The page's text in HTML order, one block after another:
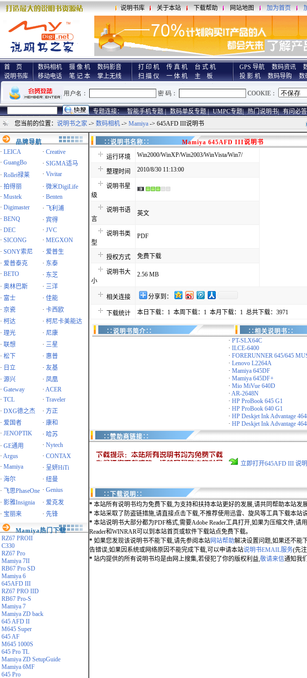
说明书库 关于本站 下载帮助 网站地图 加为首页
首 页
说明书库
数码相机 摄 像 机
数码影音
移动电话
笔 记 本 掌上无线
打 印 机 传 真 机
台 式 机
扫 描 仪
一 体 机 主 板
GPS 导航 数码资讯
投 影 机
数码导购 数
专题连接： 智能手机专题 | 数码单反专题 | UMPC专题| 热门说明书| 有问必
您当前的位置： 说明书之家 -> 数码相机 -> Mamiya -> 645AFD III说明书
品牌导航
· LEICA · Creative
· GuangBo · SIGMA适马
· Rollei禄莱 · Vivitar
· 拍得丽 · 微米DigiLife
· Mustek · Benten
· Digimaster ·
飞利浦
· BENQ · 宾得
· DEC · JVC
· SICONG · MEGXON
· SONY索尼 · 爱普生
· 爱普泰克 · 东泰
· BETO · 东芝
· 奥林巴斯 · 三洋
· 富士 · 佳能
· 京瓷 · 卡西欧
· 柯达 · 柯尼卡美能达
· 理光 · 尼康
· 联想 · 三星
· 松下 · 惠普
· 日立 · 友基
· 源兴 · 凤凰
· Gateway · ACER
· TCL · Traveler
· DXG德之杰 · 方正
· 爱国者 · 康和
· JENOPTIK · 哈苏
· GE通用 · Nytech
· Argus · CONTAX
· Mamiya · 呈妍HiTi
· 海尔 · 纽曼
·
飞思PhaseOne · Genius
· 影雅Insignia · 爱克发
· 宝丽来 · 先锋
Mamiya热门下载
RZ67 PROII
C330
RZ67 Pro
Mamiya 7II
RB67 Pro SD
Mamiya 6
645AFD III
RZ67 PRO IID
RB67 Pro-S
Mamiya 7
Mamiya ZD back
645 AFD II
M645 Super
645 AF
M645 1000S
645 Pro TL
Mamiya ZD SetupGuide
Mamiya 6MF
645 Pro
∷说明书名称∷ Mamiya 645AFD III说明书
运行环境 Win2000/WinXP/Win2003/WinVista/Win7/
整理时间 2010/8/30 11:13:00
说明书星
级
说明书语
言
英文
说明书类
型
PDF
授权方式 免费下载
说明书大
小
2.56 MB
相关连接 分享到：
下载统计 本日下载：1 本周下载：1 本月下载：1 总共下载：3971
∷说明书简介∷
∷相关说明书∷
· PT-SLX64C
· ILCE-6400
· FORERUNNER 645/645
· Lenovo L2264A
· Mamiya 645DF
· Mamiya 645DF+
· Mio MiVue 640D
· AR-2648N
· HP ProBook 645 G1
· HP ProBook 640 G1
· HP Deskjet Ink Advantage
· HP Deskjet Ink Advantage
∷赞助商链接∷
立即打开645AFD III 说
∷下载说明∷
* 本站所有说明书均为免费下载,为支持和扶持本站更好的发展,请共同帮助本站发
* 本站采取了防盗链措施,请直接点击下载,不推荐使用迅雷、旋风等工具下载本站
* 本站说明书大部分都为PDF格式,需要Adobe Reader工具打开,如果为压缩文件,请
Reader和WINRAR可以到本站首页或软件下载站点免费下载。
* 如果您发现该说明书不能下载,请先参阅本站网站帮助解决设置问题,如果还不能
告错误;如果因系统或网络原因不能完成下载,可以申请本站说明书EMAIL服务(先
* 站内提供的所有说明书均是由网上搜集,若侵犯了你的版权利益,敬请来信通知我